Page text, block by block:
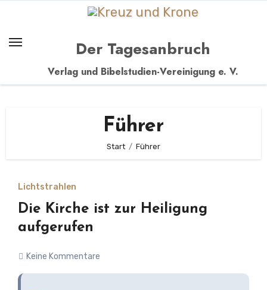
springen
Der Tagesanbruch
Verlag und Bibelstudien-Vereinigung e. V.
Führer
Start Führer
Lichtstrahlen
Die Kirche ist zur Heiligung
aufgerufen
Keine Kommentare